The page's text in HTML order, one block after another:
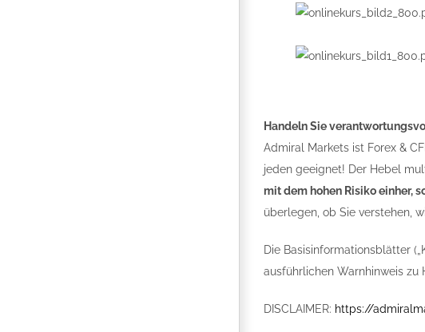
Handeln Sie
Admiral Markets ist Forex &
jeden geeignet! Der Hebel
mit dem hohen Risiko einher,
überlegen, ob Sie verstehen,
Die Basisinformationsblätter
ausführlichen Warnhinweis zu
DISCLAIMER: https://